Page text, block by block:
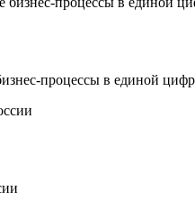
процессы в единой